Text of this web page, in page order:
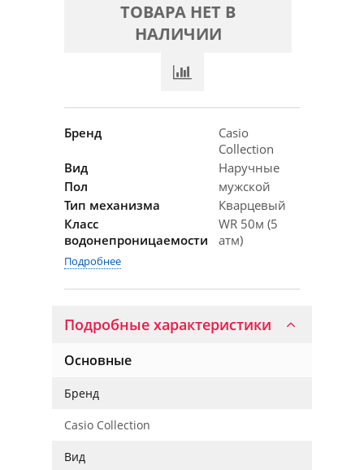
ТОВАРА НЕТ В
НАЛИЧИИ
Бренд
Casio
Collection
Вид
Наручные
Пол
мужской
Тип механизма
Кварцевый
Класс
водонепроницаемости
WR 50м (5
атм)
Подробнее
Подробные характеристики
Основные
Бренд
Casio Collection
Вид